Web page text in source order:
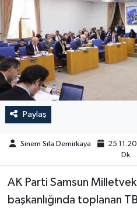
Paylaş
Sinem Sıla Demirkaya
Dk
AK Parti Samsun
başkanlığında toplanan